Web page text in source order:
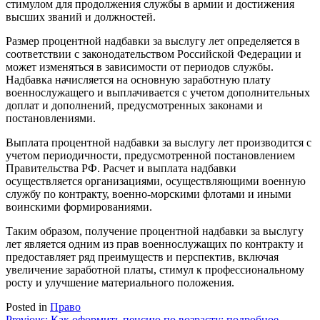
стимулом для продолжения службы в армии и достижения
высших званий и должностей.
Размер процентной надбавки за выслугу лет определяется в
соответствии с законодательством Российской Федерации и
может изменяться в зависимости от периодов службы.
Надбавка начисляется на основную заработную плату
военнослужащего и выплачивается с учетом дополнительных
доплат и дополнений, предусмотренных законами и
постановлениями.
Выплата процентной надбавки за выслугу лет производится с
учетом периодичности, предусмотренной постановлением
Правительства РФ. Расчет и выплата надбавки
осуществляется организациями, осуществляющими военную
службу по контракту, военно-морскими флотами и иными
воинскими формированиями.
Таким образом, получение процентной надбавки за выслугу
лет является одним из прав военнослужащих по контракту и
предоставляет ряд преимуществ и перспектив, включая
увеличение заработной платы, стимул к профессиональному
росту и улучшение материального положения.
Posted in Право